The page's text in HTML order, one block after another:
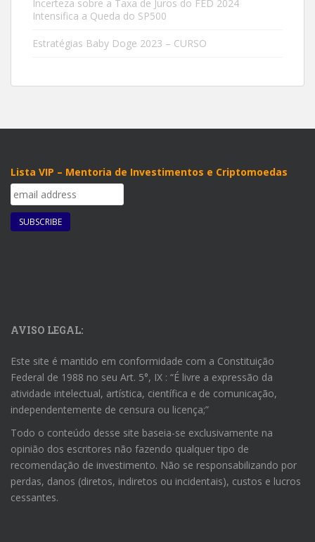
Incerteza sobre a Taxa de Juros do FED 2024
Intensifica a Queda do SP500
Estratégias Baby Doge 2023 – CURSO
Lista VIP – Mentoria de Investimentos e Criptomoedas
AVISO LEGAL:
Este site é mantido em conformidade com a Constituição
Federal de 1988 no seu Art. 5°, IX : “É livre a expressão da
atividade intelectual, artística, científica e de comunicação,
independentemente de censura ou licença;”
Todo o conteúdo desse site baseia-se exclusivamente na
opinião dos escritores não fazendo qualquer tipo de
recomendação de investimento. Não se responsabilizando por
perdas, danos (diretos, indiretos ou incidentais), custos e lucros
cessantes.